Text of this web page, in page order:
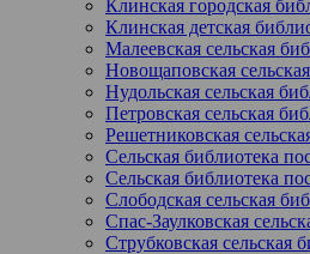
Клинская городская
Клинская детская
Малеевская сельская
Новощаповская
Нудольская сельская
Петровская сельская
Решетниковская
Сельская библиотека
Сельская библиотека
Слободская сельская
Спас-Заулковская
Струбковская сельская